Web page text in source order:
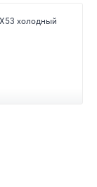
холодный